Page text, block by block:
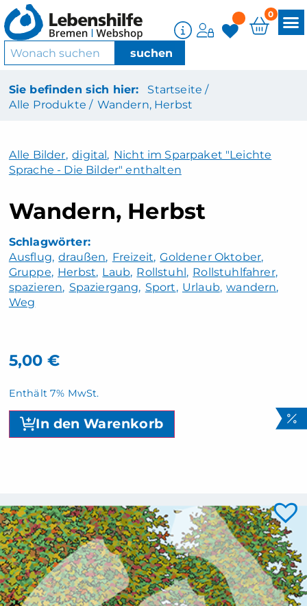
0
Sie befinden sich hier:
Startseite /
Alle Produkte / Wandern, Herbst
Alle Bilder, digital, Nicht im Sparpaket "Leichte
Sprache - Die Bilder" enthalten
Wandern, Herbst
Ausflug draußen Freizeit Goldener Oktober
Gruppe Herbst Laub Rollstuhl Rollstuhlfahrer
spazieren Spaziergang Sport Urlaub wandern
Weg
5,00 €
Enthält 7% MwSt.
In den Warenkorb